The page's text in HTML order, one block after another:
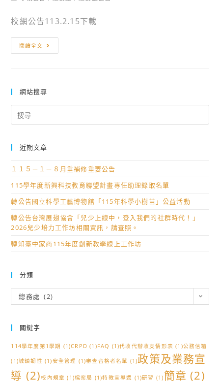
校網公告113.2.15下載
閱讀全文
告
校
號
保
存
年
限
區
網站搜尋
for:
近期文章
１１５－１－８月重補修重要公告
115學年度新興科技教育聯盟計畫專任助理錄取名單
轉公告國立科學工藝博物館「115年科學小樹苗」公益活動
轉公告台灣展翅協會「兒少上線中，登入我們的社群時代！」
2026兒少培力工作坊相關資訊，請查照。
轉知臺中家商115年度創新教學線上工作坊
分類
類
總務處 (2)
關鍵字
114學年度第1學期 (1)CRPD (1)FAQ (1)代收代辦收支情形表 (1)公務信箱
(1)城鎮韌性 (1)安全管理 (1)審查合格者名單 (1)政策及業務宣
導 (2)校內規章 (1)檔案局 (1)特教宣導週 (1)研習 (1) 簡章 (2)